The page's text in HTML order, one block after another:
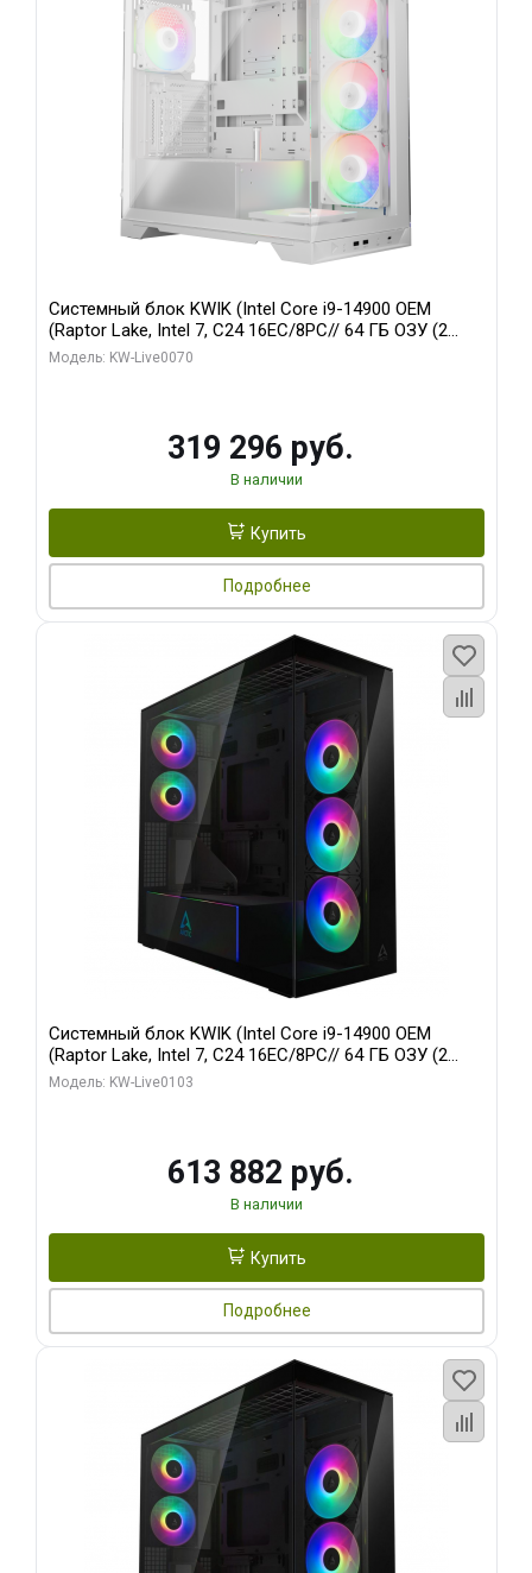
Системный блок KWIK (Intel Core i9-14900 OEM
(Raptor Lake, Intel 7, C24 16EC/8PC// 64 ГБ ОЗУ (2
модуля)/ Gigabyte RTX5080 XTREME WATERFORCE
Модель: KW-Live0070
319 296 руб.
В наличии
Купить
Подробнее
Системный блок KWIK (Intel Core i9-14900 OEM
(Raptor Lake, Intel 7, C24 16EC/8PC// 64 ГБ ОЗУ (2
модуля)/ Afox RTX4090 24GB GDDR6X 384-Bit 3xDP
Модель: KW-Live0103
613 882 руб.
В наличии
Купить
Подробнее